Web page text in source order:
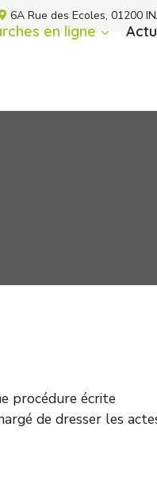
6A Rue des Ecoles, 01200
en ligne
procédure écrite
de dresser les